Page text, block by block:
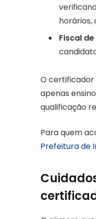
horários,
Fiscal
O certificador
apenas
qualificação
Para quem
Prefeitura de